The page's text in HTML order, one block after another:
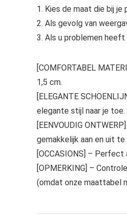
1. Kies de maat die bij
2. Als gevolg van
3. Als u problemen
[COMFORTABEL
1,5 cm.
[ELEGANTE
elegante stijl naar je
[EENVOUDIG
gemakkelijk aan en uit
[OCCASIONS] –
[OPMERKING] –
(omdat onze maattabel